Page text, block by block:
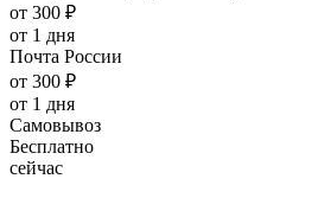
от 300 ₽
от 1 дня
Почта России
от 300 ₽
от 1 дня
Самовывоз
Бесплатно
сейчас